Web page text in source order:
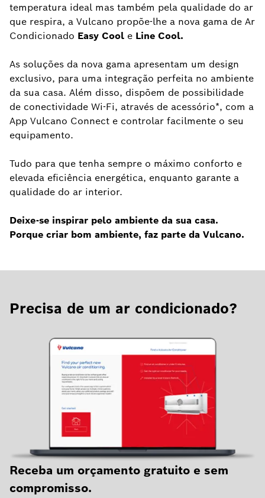
temperatura ideal mas também pela qualidade do ar
que respira, a Vulcano propõe-lhe a nova gama de Ar
Condicionado Easy Cool e Line Cool.
As soluções da nova gama apresentam um design
exclusivo, para uma integração perfeita no ambiente
da sua casa. Além disso, dispõem de possibilidade
de conectividade Wi-Fi, através de acessório*, com a
App Vulcano Connect e controlar facilmente o seu
equipamento.
Tudo para que tenha sempre o máximo conforto e
elevada eficiência energética, enquanto garante a
qualidade do ar interior.
Deixe-se inspirar pelo ambiente da sua casa.
Porque criar bom ambiente, faz parte da Vulcano.
Precisa de um ar condicionado?
Receba um orçamento gratuito e sem
compromisso.